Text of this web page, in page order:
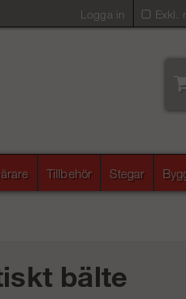
Exkl.
Logga in
Tillbehör Stegar
bälte